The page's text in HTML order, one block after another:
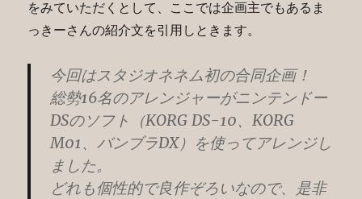
をみていただくとして、ここでは企画主でもあるま
っきーさんの紹介文を引用しときます。
今回はスタジオネネム初の合同企画！
総勢16名のアレンジャーがニンテンドー
DSのソフト（KORG DS-10、KORG
M01、バンブラDX）を使ってアレンジし
ました。
どれも個性的で良作ぞろいなので、是非